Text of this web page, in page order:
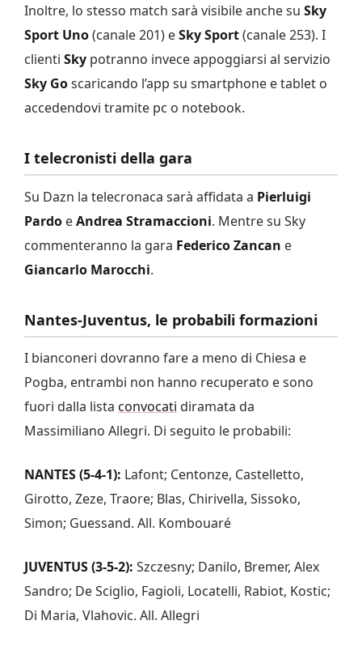
Inoltre, lo stesso match sarà visibile anche su Sky
Sport Uno(canale 201) eSky Sport(canale 253). I
clienti Sky potranno invece appoggiarsi al servizio
Sky Goscaricando l’app su smartphone e tablet o
accedendovi tramite pc o notebook.
I telecronisti della gara
Su Dazn la telecronaca sarà affidata a Pierluigi
Pardo eAndrea Stramaccioni. Mentre su Sky
commenteranno la gara Federico Zancan e
Giancarlo Marocchi.
Nantes-Juventus, le probabili formazioni
I bianconeri dovranno fare a meno di Chiesa e
Pogba, entrambi non hanno recuperato e sono
fuori dalla lista convocati diramata da
Massimiliano Allegri. Di seguito le probabili:
NANTES (5-4-1): Lafont; Centonze, Castelletto,
Girotto, Zeze, Traore; Blas, Chirivella, Sissoko,
Simon; Guessand. All. Kombouaré
JUVENTUS (3-5-2): Szczesny; Danilo, Bremer, Alex
Sandro; De Sciglio, Fagioli, Locatelli, Rabiot, Kostic;
Di Maria, Vlahovic. All. Allegri